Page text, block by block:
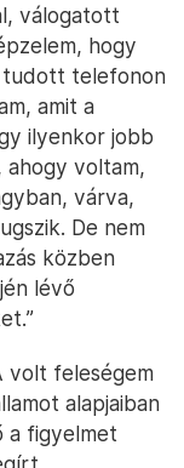
válogatott
hogy
tudott telefonon
amit a
ilyenkor jobb
ahogy voltam,
várva,
De nem
közben
lévő
volt feleségem
alapjaiban
a figyelmet